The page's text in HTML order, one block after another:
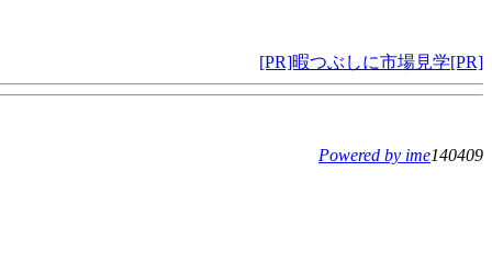
[PR]暇つぶしに市場見学[PR]
Powered by ime140409